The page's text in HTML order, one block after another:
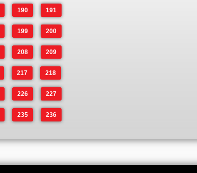
190 191
199 200
208 209
217 218
226 227
235 236